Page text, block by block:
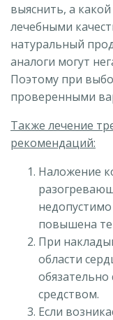
выяснить, а
лечебными
натуральный
аналоги могут
Поэтому при
проверенными
Также лечение
рекомендаций:
Наложение
повышена
При
области
средством.
Если